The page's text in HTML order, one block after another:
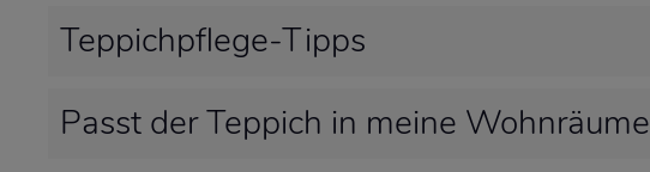
Teppichpflege-Tipps
Passt der Teppich in meine Wohnräume